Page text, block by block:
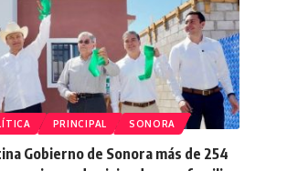
PRINCIPAL SONORA
Gobierno de Sonora más de 254